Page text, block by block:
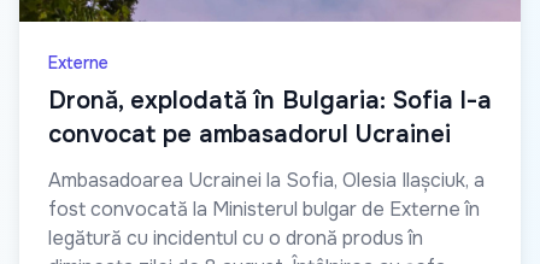
Externe
Dronă, explodată în Bulgaria: Sofia l-a
convocat pe ambasadorul Ucrainei
Ambasadoarea Ucrainei la Sofia, Olesia Ilașciuk, a
fost convocată la Ministerul bulgar de Externe în
legătură cu incidentul cu o dronă produs în